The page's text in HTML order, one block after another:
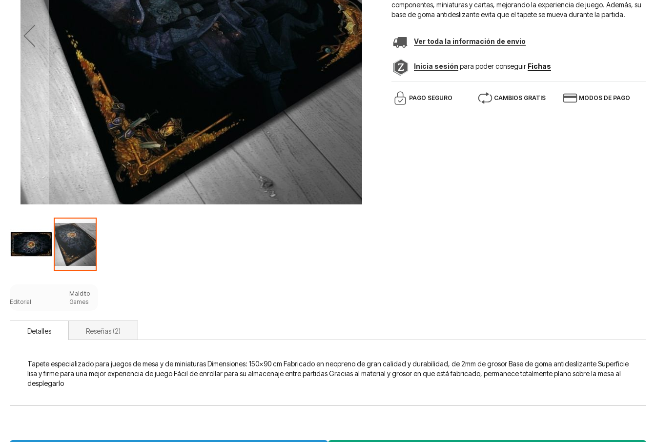
de
componentes, miniaturas y cartas, mejorando la experiencia de juego. Además, su
base de goma antideslizante evita que el tapete se mueva durante la partida.
Ver toda la información de envio
Inicia sesión para poder conseguir Fichas
PAGO SEGURO CAMBIOS GRATIS MODOS DE PAGO
Editorial
Maldito
Games
Detalles
Tapete especializado para juegos de mesa y de miniaturas Dimensiones: 150x90 cm Fabricado en neopreno de gran calidad y durabilidad, de 2mm de grosor Base de goma antideslizante Superficie
lisa y firme para una mejor experiencia de juego Fácil de enrollar para su almacenaje entre partidas Gracias al material y grosor en que está fabricado, permanece totalmente plano sobre la mesa al
desplegarlo
Reseñas 2